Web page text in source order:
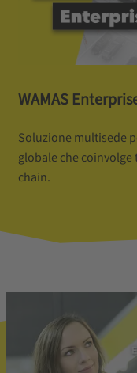
WAMAS
Soluzione multisede
globale che
chain.